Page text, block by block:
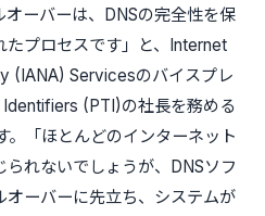
オーバーは、DNSの完全性を保
たプロセスです」と、Internet
(IANA) Servicesのバイスプレ
(PTI)の社長を務める
「ほとんどのインターネット
れないでしょうが、DNSソフ
オーバーに先立ち、システムが